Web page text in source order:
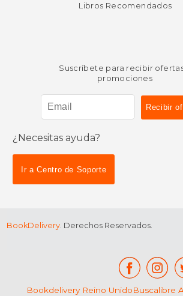
50%
Libros Recomendados
Suscríbete para recibir
promociones
¿Necesitas ayuda?
Ir a Centro de Soporte
BookDelivery. Derechos Reservados.
Bookdelivery Reino UnidoBuscalibre